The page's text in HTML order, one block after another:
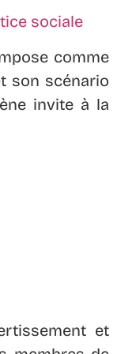
comme
son scénario
invite à la
et